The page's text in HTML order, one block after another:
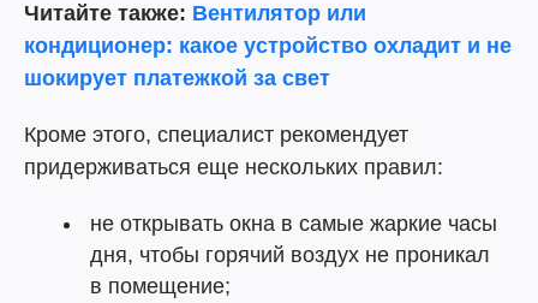
Читайте также: Вентилятор или
кондиционер: какое устройство охладит и не
шокирует платежкой за свет
Кроме этого, специалист рекомендует
придерживаться еще нескольких правил:
не открывать окна в самые жаркие часы
дня, чтобы горячий воздух не проникал
в помещение;